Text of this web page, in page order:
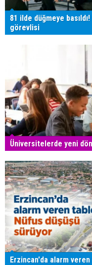
81 ilde düğmeye
görevlisi
Üniversitelerde yeni
Erzincan'da alarm